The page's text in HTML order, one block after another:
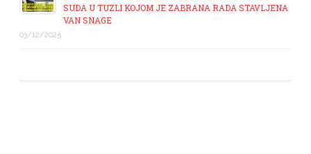
SUDA U TUZLI KOJOM JE ZABRANA RADA STAVLJENA
VAN SNAGE
03/12/2025